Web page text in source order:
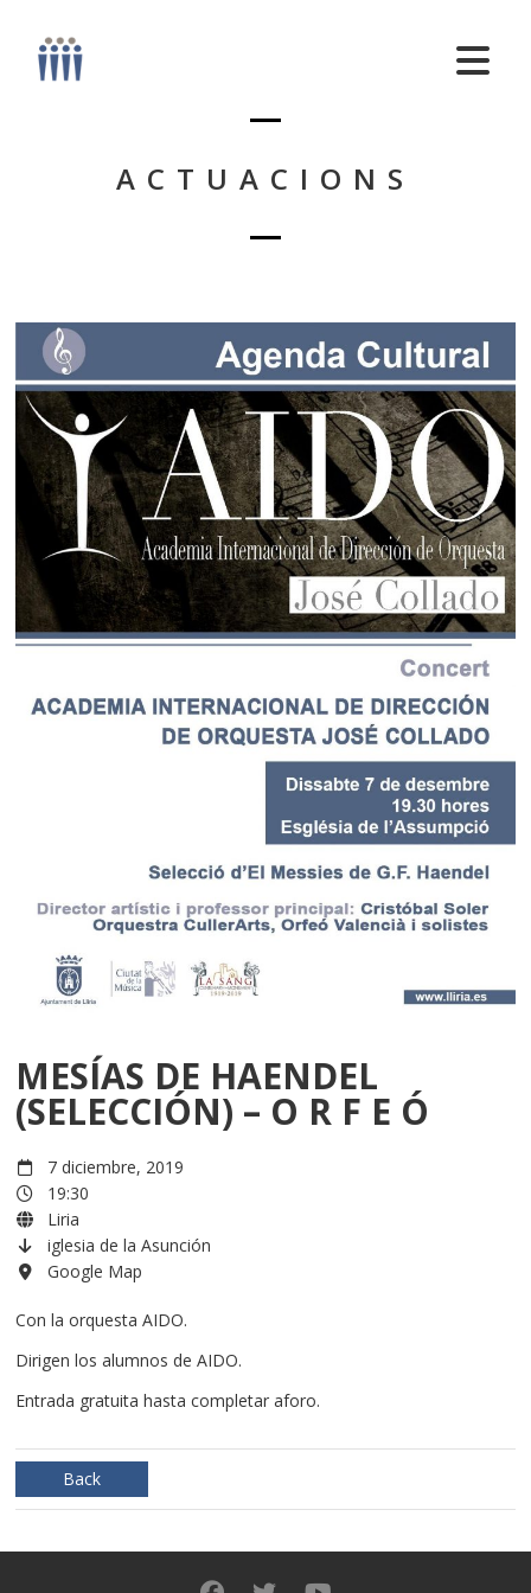
ACTUACIONS
MESÍAS DE HAENDEL
(SELECCIÓN) – O R F E Ó
7 diciembre, 2019
19:30
Liria
iglesia de la Asunción
Google Map
Con la orquesta AIDO.
Dirigen los alumnos de AIDO.
Entrada gratuita hasta completar aforo.
Back